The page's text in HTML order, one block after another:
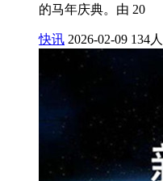
的马年庆典。由 20
快讯 2026-02-09 134